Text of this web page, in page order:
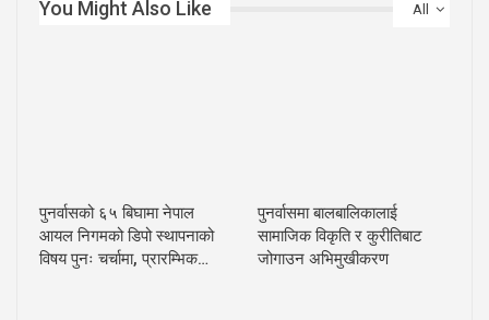
All
You Might Also Like
पुनर्वासको ६५ बिघामा नेपाल
आयल निगमको डिपो स्थापनाको
विषय पुनः चर्चामा, प्रारम्भिक…
पुनर्वासमा बालबालिकालाई
सामाजिक विकृति र कुरीतिबाट
जोगाउन अभिमुखीकरण